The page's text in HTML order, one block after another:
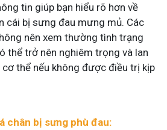
tin giúp bạn hiểu rõ hơn về
cái bị sưng đau mưng mủ. Các
nên xem thường tình trạng
thể trở nên nghiêm trọng và lan
cơ thể nếu không được điều trị kịp
chân bị sưng phù đau: